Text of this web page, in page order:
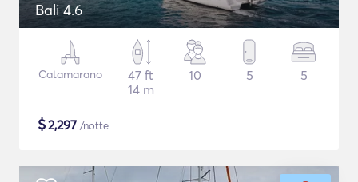
Bali 4.6
Catamarano
47 ft
14 m
10 5 5
$2,297 /notte